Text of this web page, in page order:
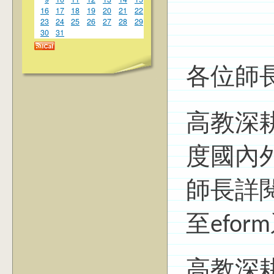
16
17 18 19 20 21
22
23
24 25 26 27 28
29
30
31
各位師
高教深
度國內
師長詳
至